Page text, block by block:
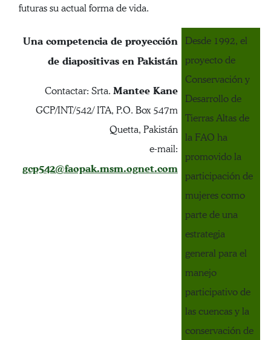
futuras su actual forma de vida.
Una competencia de proyección
de diapositivas en Pakistán
Contactar: Srta. Mantee Kane
GCP/INT/542/ ITA, P.O. Box 547m
Quetta, Pakistán
e-mail:
gcp542@faopak.msm.ognet.com
Desde 1992, el
proyecto de
Conservación y
Desarrollo de
Tierras Altas de
la FAO ha
promovido la
participación de
mujeres como
parte de una
estrategia
general para el
manejo
participativo de
las cuencas y la
conservación de